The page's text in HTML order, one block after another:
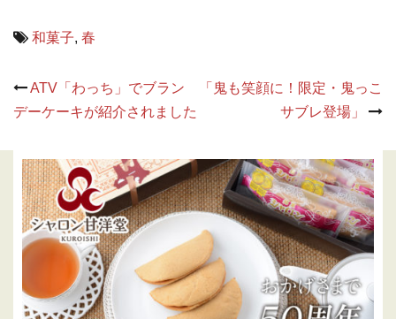
和菓子, 春
Post
navigation
ATV「わっち」でブラン
デーケーキが紹介されました
「鬼も笑顔に！限定・鬼っこ
サブレ登場」